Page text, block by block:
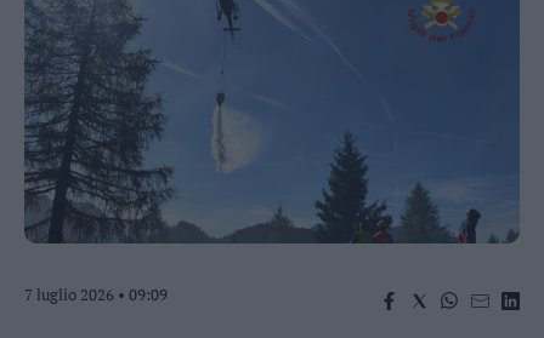
Sport
Foto
Video
Business
Wire
Territori
Trento
Rovereto
Pergine
–7 luglio 2026 • 09:09